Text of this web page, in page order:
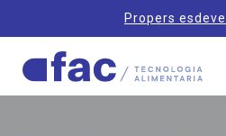
Propers